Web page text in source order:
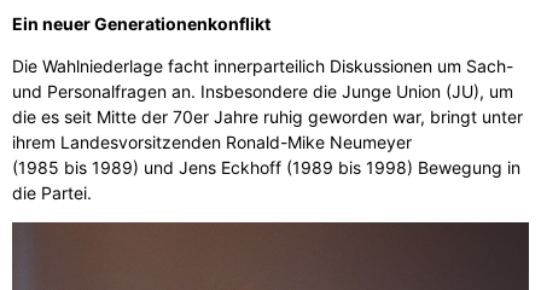
Ein neuer Generationenkonflikt
Die Wahlniederlage facht innerparteilich Diskussionen um Sach-
und Personalfragen an. Insbesondere die Junge Union (JU), um
die es seit Mitte der 70er Jahre ruhig geworden war, bringt unter
ihrem Landesvorsitzenden Ronald-Mike Neumeyer
(1985 bis 1989) und Jens Eckhoff (1989 bis 1998) Bewegung in
die Partei.